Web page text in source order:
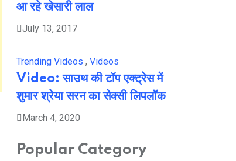
आ रहे खेसारी लाल
July 13, 2017
Trending Videos , Videos
Video: साउथ की टॉप एक्ट्रेस में
शुमार श्रेया सरन का सेक्सी लिपलॉक
March 4, 2020
Popular Category